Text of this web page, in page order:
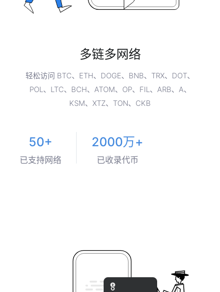
多链多网络
轻松访问 BTC、ETH、DOGE、BNB、TRX、DOT、
POL、LTC、BCH、ATOM、OP、FIL、ARB、A、
KSM、XTZ、TON、CKB
50+
已支持网络
2000万+
已收录代币